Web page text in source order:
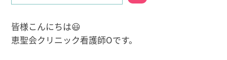
皆様こんにちは😃
恵聖会クリニック看護師Oです。